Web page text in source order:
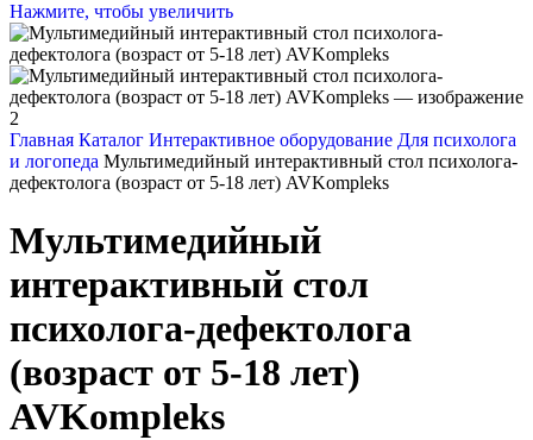
Нажмите, чтобы увеличить
Главная Каталог Интерактивное оборудование Для психолога
и логопеда Мультимедийный интерактивный стол психолога-
дефектолога (возраст от 5-18 лет) AVKompleks
Мультимедийный
интерактивный стол
психолога-дефектолога
(возраст от 5-18 лет)
AVKompleks